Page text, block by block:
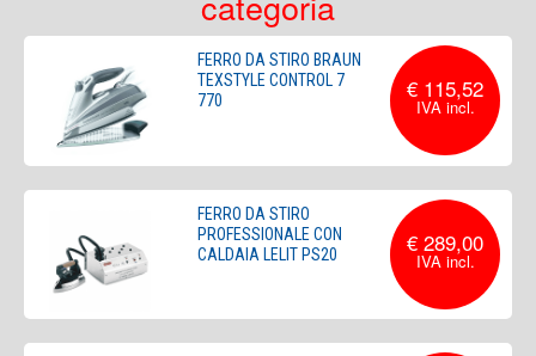
FERRO DA STIRO BRAUN
TEXSTYLE CONTROL 7
770
€ 115,52
FERRO DA STIRO
PROFESSIONALE CON
CALDAIA LELIT PS20
€ 289,00